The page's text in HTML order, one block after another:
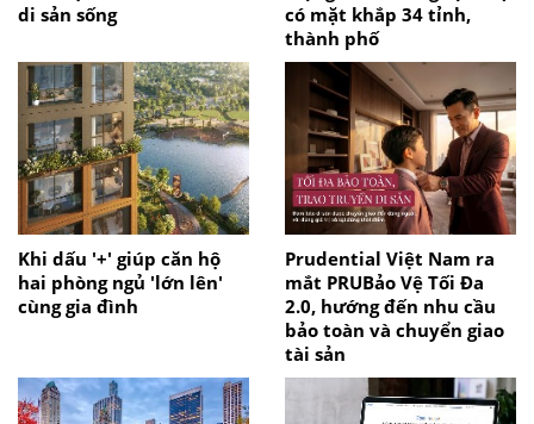
di sản sống
có mặt khắp 34 tỉnh,
thành phố
Khi dấu '+' giúp căn hộ
hai phòng ngủ 'lớn lên'
cùng gia đình
Prudential Việt Nam ra
mắt PRUBảo Vệ Tối Đa
2.0, hướng đến nhu cầu
bảo toàn và chuyển giao
tài sản